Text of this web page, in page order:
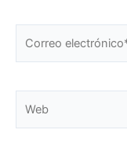
electrónico*